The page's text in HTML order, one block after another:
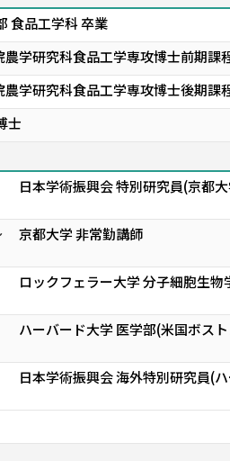
食品工学科 卒業
学研究科食品工学専攻博士前期課
学研究科食品工学専攻博士後期課
士
日本学術振興会 特別研究員(京都
京都大学 非常勤講師
ロックフェラー大学 分子細胞生
ハーバード大学 医学部(米国ボス
日本学術振興会 海外特別研究員(